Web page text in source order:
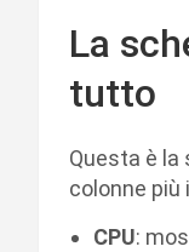
La
tutto
Questa è la
colonne più
CPU: